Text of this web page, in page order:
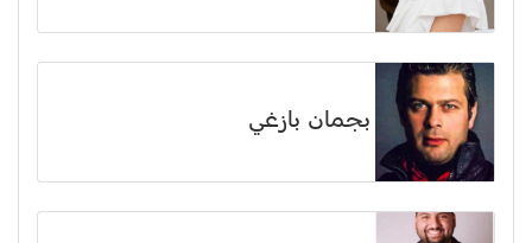
بجمان بازغي